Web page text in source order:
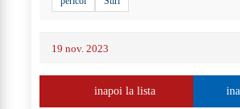
19 nov. 2023
inapoi la lista